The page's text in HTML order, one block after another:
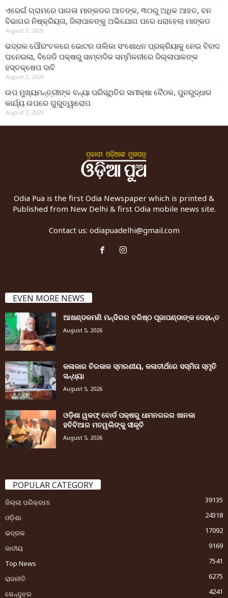
ଏରେଇଁ ଗ୍ରାମରେ ପାଗଳା ମାଙ୍କଡର ଆତଙ୍କ, ୩୦ରୁ ଅଧିକ ଆହତ, ବନ
ବିଭାଗର ନିଷ୍କ୍ରିୟତା, ଜିଲାପାଳଙ୍କୁ ଅଭିଯୋଗ ପରେ ଧରାହେଲା ମାଙ୍କଡ
August 5, 2026
ଭଦ୍ରକ ପୌରଂଚଳରେ ଭୋଟର ତାଲିକା ସଂଶୋଧନ ପ୍ରକ୍ରିୟାକୁ ନେଇ ବିବାଦ
ଘନେଇଲା, ବିଜେଡି ପକ୍ଷରୁ ସାମ୍ବାଦିକ ସମ୍ମିଳନୀରେ ଜିଲ୍ଲାପାଳଙ୍କ
ହସ୍ତକ୍ଷେପ ଦାବି
August 5, 2026
ଉପ ମୁଖ୍ୟମନ୍ତ୍ରୀଙ୍କ ବନ୍ୟା ପରିସ୍ଥିତିର ସମୀକ୍ଷା ବୈଠକ, ପୁନରୁଦ୍ଧାର
କାର୍ଯ୍ୟ ଉପରେ ଗୁରୁତ୍ୱାରୋପ
August 5, 2026
Odia Pua is the first Odia Newspaper which is printed &
Published from New Delhi & first Odia mobile news site.
Contact us: odiapuadelhi@gmail.com
EVEN MORE NEWS
ଆଖଣ୍ଡଳମଣି ମନ୍ଦିରର ବରିଷ୍ଠ ପୂଜାପଣ୍ଡାଙ୍କ ଦେହାନ୍ତ
August 5, 2026
କଳାକାର ଚିରକାଳ ସ୍ମରଣୀୟ, କଳାତୀର୍ଥରେ ସସ୍ମିତା ସ୍ମୃତି
ସନ୍ଧ୍ୟା
August 5, 2026
ଓଡ଼ିଶା ୱକଫ୍ ବୋର୍ଡ ପକ୍ଷରୁ ଧାମନଗରର ଖାନକା
ହବିବିଆର ମତୱଲିଙ୍କୁ ସୀକୃତି
August 5, 2026
POPULAR CATEGORY
ଜିଲ୍ଲା ପରିକ୍ରମା
39135
ଓଡ଼ିଶା
24318
ଭଦ୍ରକ
17092
ଜାତୀୟ
9169
Top News
7541
ରାଜନୀତି
6275
କେନ୍ଦୁଝର
4241